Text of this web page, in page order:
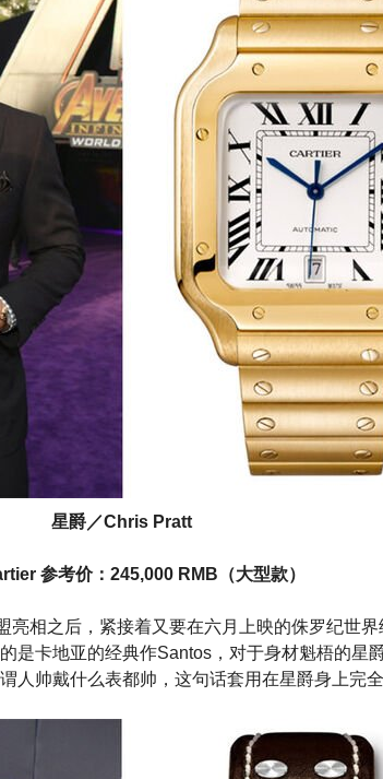
星爵／Chris Pratt
参考价：245,000 RMB（大型款）
亮相之后，紧接着又要在六月上映的侏罗纪世
是卡地亚的经典作Santos，对于身材魁梧的星
人帅戴什么表都帅，这句话套用在星爵身上完全